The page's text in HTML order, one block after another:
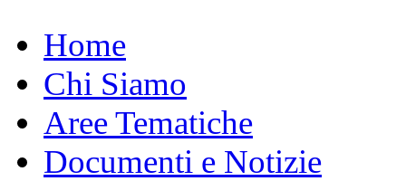
Home
Chi Siamo
Aree Tematiche
Documenti e Notizie